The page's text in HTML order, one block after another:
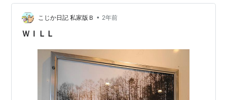
害妄想をもたらした。村人たちはそれを信じ、朝鮮人た
ちを殺そうと竹やりを準備した。 ９月６日、香川県から
沼部が率いる非差別部落民の行商人たち１５名が利根川
こじか日記 私家版Ｂ • 2年前
ＷＩＬＬ